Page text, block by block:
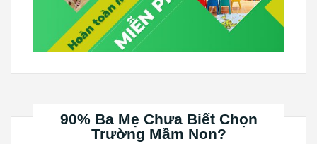
90% Ba Mẹ Chưa Biết Chọn
Trường Mầm Non?